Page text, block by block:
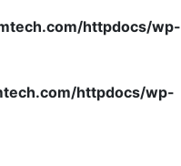
httpdocs/wp-
httpdocs/wp-